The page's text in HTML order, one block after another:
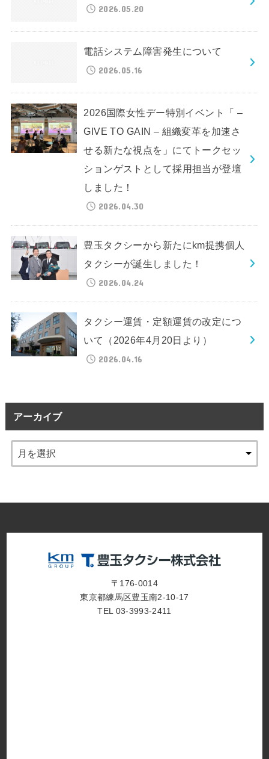
2026.05.20
電話システム障害発生について
2026.05.16
2026国際女性デー特別イベント「 –
GIVE TO GAIN – 組織変革を加速さ
せる新たな視点を」にてトークセッ
ションゲストとして採用担当が登壇
しました！
2026.04.30
豊玉タクシーから新たにkm提携個人
タクシーが誕生しました！
2026.04.24
タクシー運賃・定額運賃の改定につ
いて（2026年4月20日より）
2026.04.16
アーカイブ
〒176-0014
東京都練馬区豊玉南2-10-17
TEL 03-3993-2411